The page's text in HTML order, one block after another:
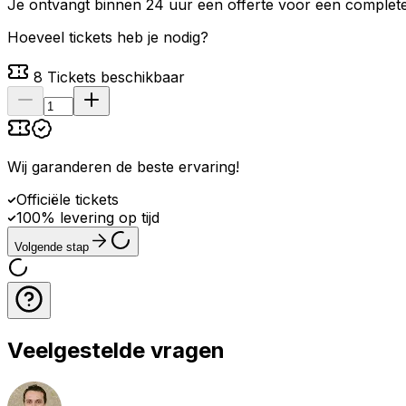
Je ontvangt binnen 24 uur een offerte voor een
Hoeveel tickets heb je nodig?
8 Tickets beschikbaar
Wij garanderen de beste ervaring!
Officiële tickets
100% levering op tijd
Volgende stap
Veelgestelde vragen